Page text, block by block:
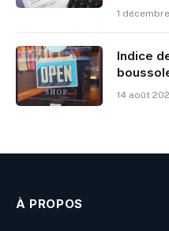
1
Indice
14 août
À PROPOS